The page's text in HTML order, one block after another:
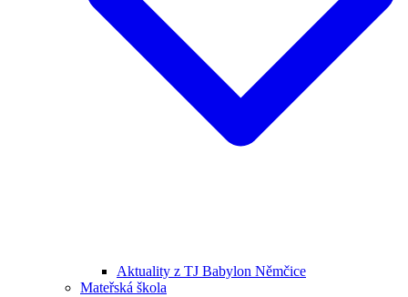
Aktuality z TJ Babylon Němčice
Mateřská škola